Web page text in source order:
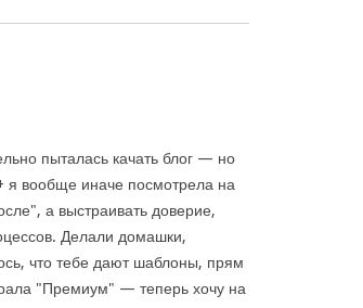
пыталась качать блог — но
я вообще иначе посмотрела на
а выстраивать доверие,
Делали домашки,
что тебе дают шаблоны, прям
"Премиум" — теперь хочу на